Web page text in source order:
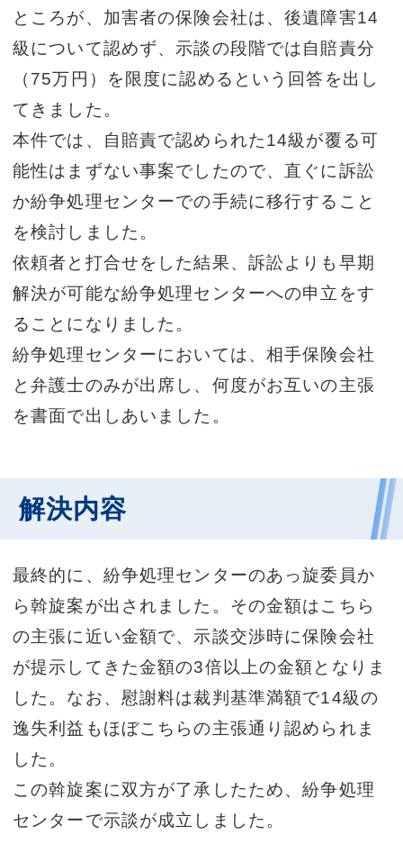
ところが、加害者の保険会社は、後遺障害14
級について認めず、示談の段階では自賠責分
（75万円）を限度に認めるという回答を出し
てきました。
本件では、自賠責で認められた14級が覆る可
能性はまずない事案でしたので、直ぐに訴訟
か紛争処理センターでの手続に移行すること
を検討しました。
依頼者と打合せをした結果、訴訟よりも早期
解決が可能な紛争処理センターへの申立をす
ることになりました。
紛争処理センターにおいては、相手保険会社
と弁護士のみが出席し、何度がお互いの主張
を書面で出しあいました。
解決内容
最終的に、紛争処理センターのあっ旋委員か
ら斡旋案が出されました。その金額はこちら
の主張に近い金額で、示談交渉時に保険会社
が提示してきた金額の3倍以上の金額となりま
した。なお、慰謝料は裁判基準満額で14級の
逸失利益もほぼこちらの主張通り認められま
した。
この斡旋案に双方が了承したため、紛争処理
センターで示談が成立しました。